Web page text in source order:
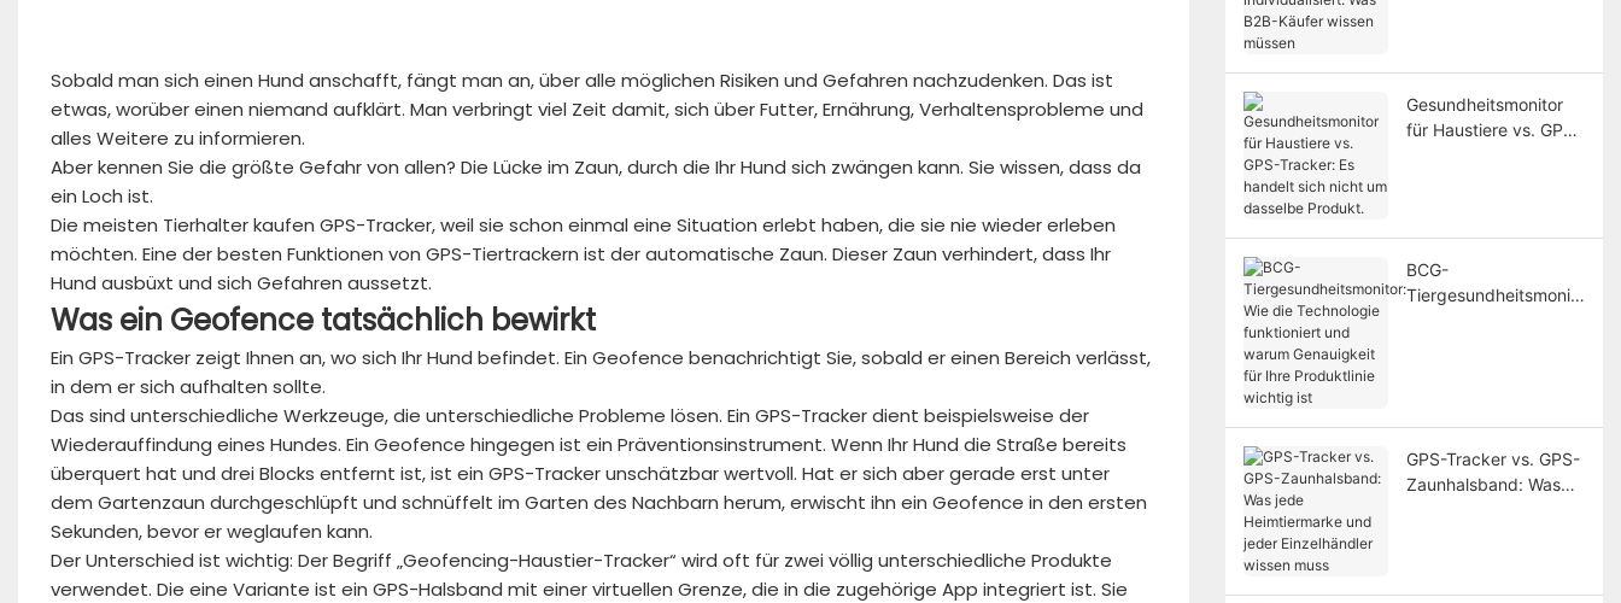
Sobald man sich einen Hund anschafft, fängt man an, über alle möglichen Risiken und Gefahren nachzudenken. Das ist
etwas, worüber einen niemand aufklärt. Man verbringt viel Zeit damit, sich über Futter, Ernährung, Verhaltensprobleme und
alles Weitere zu informieren.
Aber kennen Sie die größte Gefahr von allen? Die Lücke im Zaun, durch die Ihr Hund sich zwängen kann. Sie wissen, dass da
ein Loch ist.
Die meisten Tierhalter kaufen GPS-Tracker, weil sie schon einmal eine Situation erlebt haben, die sie nie wieder erleben
möchten. Eine der besten Funktionen von GPS-Tiertrackern ist der automatische Zaun. Dieser Zaun verhindert, dass Ihr
Hund ausbüxt und sich Gefahren aussetzt.
Was ein Geofence tatsächlich bewirkt
Ein GPS-Tracker zeigt Ihnen an, wo sich Ihr Hund befindet. Ein Geofence benachrichtigt Sie, sobald er einen Bereich verlässt,
in dem er sich aufhalten sollte.
Das sind unterschiedliche Werkzeuge, die unterschiedliche Probleme lösen. Ein GPS-Tracker dient beispielsweise der
Wiederauffindung eines Hundes. Ein Geofence hingegen ist ein Präventionsinstrument. Wenn Ihr Hund die Straße bereits
überquert hat und drei Blocks entfernt ist, ist ein GPS-Tracker unschätzbar wertvoll. Hat er sich aber gerade erst unter
dem Gartenzaun durchgeschlüpft und schnüffelt im Garten des Nachbarn herum, erwischt ihn ein Geofence in den ersten
Sekunden, bevor er weglaufen kann.
Der Unterschied ist wichtig: Der Begriff „Geofencing-Haustier-Tracker“ wird oft für zwei völlig unterschiedliche Produkte
verwendet. Die eine Variante ist ein GPS-Halsband mit einer virtuellen Grenze, die in die zugehörige App integriert ist. Sie
Gesundheitsmonitor
für Haustiere vs. GPS-
BCG-
Tiergesundheitsmonit
GPS-Tracker vs. GPS-
Zaunhalsband: Was